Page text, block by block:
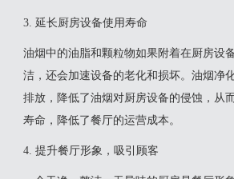
3. 延长厨房设备使用寿命
油烟中的油脂和颗粒物如果附着在厨房设
洁，还会加速设备的老化和损坏。油烟净
排放，降低了油烟对厨房设备的侵蚀，从
寿命，降低了餐厅的运营成本。
4. 提升餐厅形象，吸引顾客